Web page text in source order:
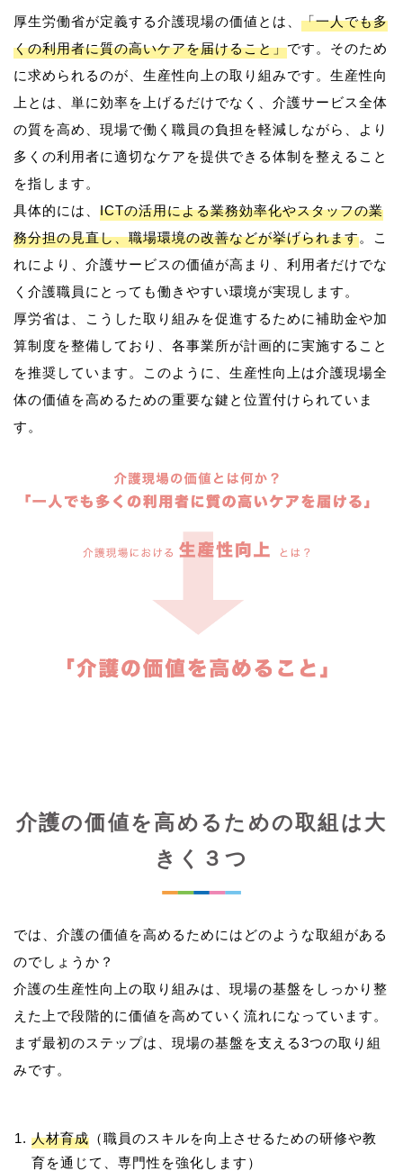
厚生労働省が定義する介護現場の価値とは、 「一人でも多
くの利用者に質の高いケアを届けること」です。そのため
に求められるのが、生産性向上の取り組みです。生産性向
上とは、単に効率を上げるだけでなく、介護サービス全体
の質を高め、現場で働く職員の負担を軽減しながら、より
多くの利用者に適切なケアを提供できる体制を整えること
を指します。
具体的には、 ICTの活用による業務効率化やスタッフの業
務分担の見直し、職場環境の改善などが挙げられます。こ
れにより、介護サービスの価値が高まり、利用者だけでな
く介護職員にとっても働きやすい環境が実現します。
厚労省は、こうした取り組みを促進するために補助金や加
算制度を整備しており、各事業所が計画的に実施すること
を推奨しています。このように、生産性向上は介護現場全
体の価値を高めるための重要な鍵と位置付けられていま
介護の価値を高めるための取組は大
きく３つ
では、介護の価値を高めるためにはどのような取組がある
のでしょうか？
介護の生産性向上の取り組みは、現場の基盤をしっかり整
えた上で段階的に価値を高めていく流れになっています。
まず最初のステップは、現場の基盤を支える3つの取り組
人材育成 （職員のスキルを向上させるための研修や教
育を通じて、専門性を強化します）